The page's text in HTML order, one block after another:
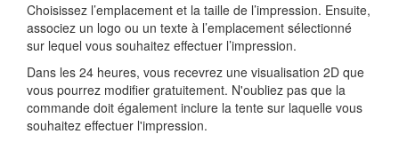
Choisissez l’emplacement et la taille de l’impression. Ensuite,
associez un logo ou un texte à l’emplacement sélectionné
sur lequel vous souhaitez effectuer l’impression.
Dans les 24 heures, vous recevrez une visualisation 2D que
vous pourrez modifier gratuitement. N'oubliez pas que la
commande doit également inclure la tente sur laquelle vous
souhaitez effectuer l'impression.